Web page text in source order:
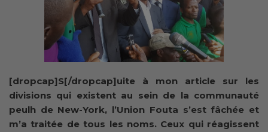
[dropcap]S[/dropcap]uite à mon article sur les
divisions qui existent au sein de la communauté
peulh de New-York, l’Union Fouta s’est fâchée et
m’a traitée de tous les noms. Ceux qui réagissent